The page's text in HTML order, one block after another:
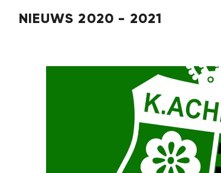
NIEUWS 2020 - 2021